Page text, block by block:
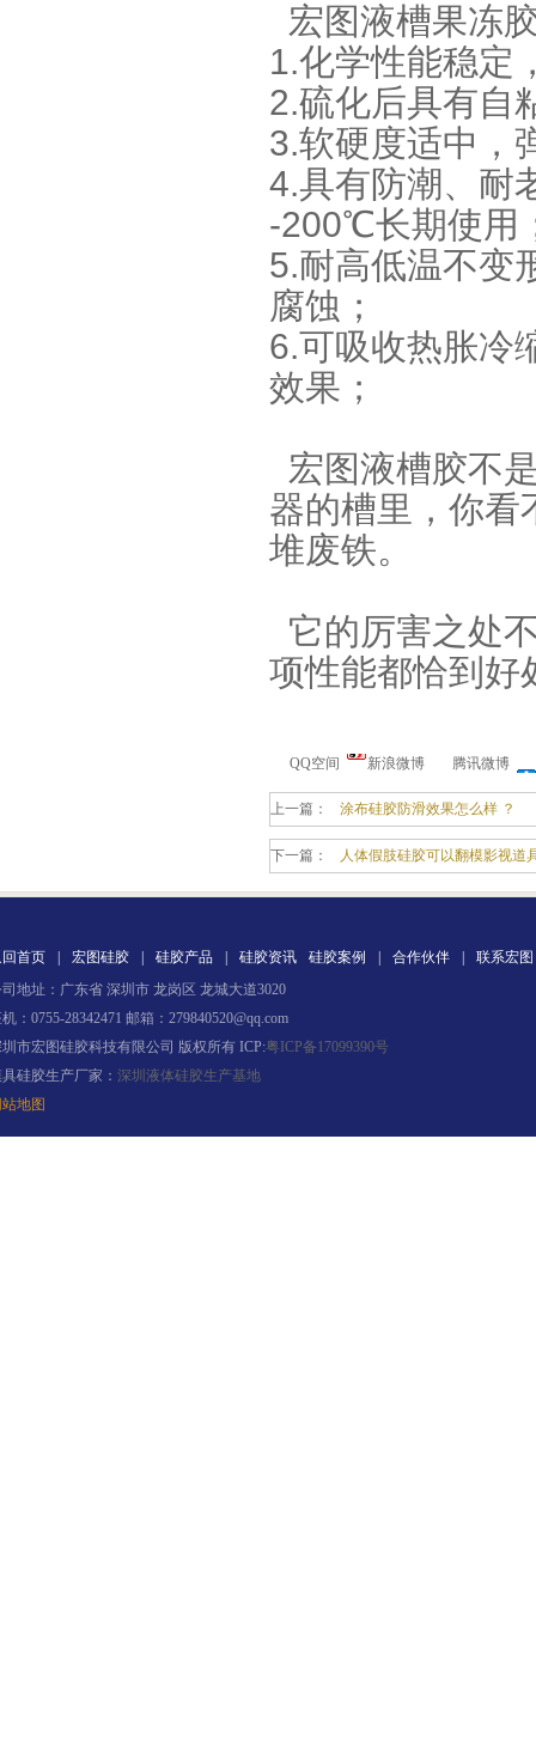
电子灌封胶
宏图液槽果冻
1.化学性能稳定
2.硫化后具有自
3.软硬度适中，
4.具有防潮、耐
-200℃长期使用
5.耐高低温不变
腐蚀；
6.可吸收热胀冷
效果；
宏图液槽胶不
器的槽里，你看
堆废铁。
它的厉害之处
项性能都恰到好
QQ空间 新浪微博 腾讯微博
上一篇： 涂布硅胶防滑效果怎么样 ？
下一篇： 人体假肢硅胶可以翻模影视道
首页 宏图硅胶 硅胶产品 硅胶资讯 硅胶案例 合作伙伴
联系宏图
地址：广东省 深圳市 龙岗区 龙城大道3020
：0755-28342471 邮箱：279840520@qq.com
市宏图硅胶科技有限公司 版权所有 ICP:粤ICP备17099390号
硅胶生产厂家： 深圳液体硅胶生产基地
地图